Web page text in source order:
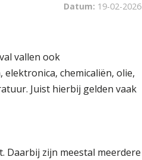
Datum: 19-02-2026
vallen ook
chemicaliën, olie,
Juist hierbij gelden vaak
Daarbij zijn meestal meerdere